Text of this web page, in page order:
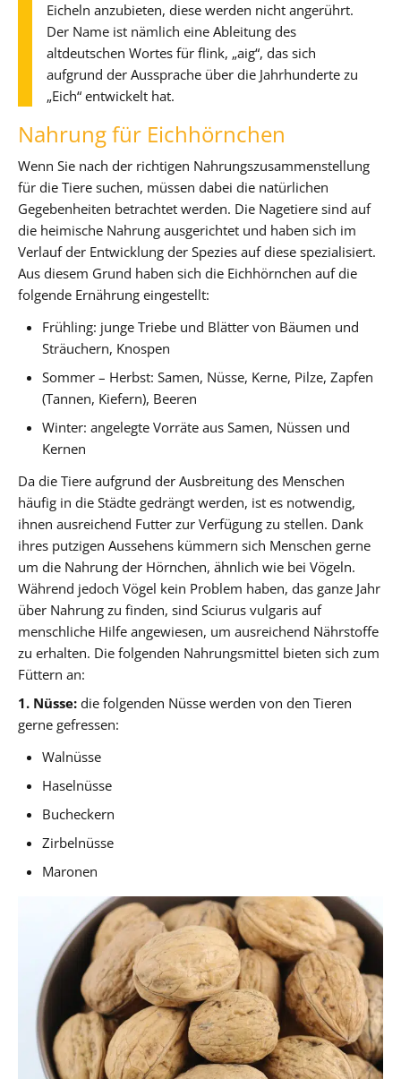
Eicheln anzubieten, diese werden nicht angerührt.
Der Name ist nämlich eine Ableitung des
altdeutschen Wortes für flink, „aig“, das sich
aufgrund der Aussprache über die Jahrhunderte zu
„Eich“ entwickelt hat.
Nahrung für Eichhörnchen
Wenn Sie nach der richtigen Nahrungszusammenstellung
für die Tiere suchen, müssen dabei die natürlichen
Gegebenheiten betrachtet werden. Die Nagetiere sind auf
die heimische Nahrung ausgerichtet und haben sich im
Verlauf der Entwicklung der Spezies auf diese spezialisiert.
Aus diesem Grund haben sich die Eichhörnchen auf die
folgende Ernährung eingestellt:
Frühling: junge Triebe und Blätter von Bäumen und
Sträuchern, Knospen
Sommer – Herbst: Samen, Nüsse, Kerne, Pilze, Zapfen
(Tannen, Kiefern), Beeren
Winter: angelegte Vorräte aus Samen, Nüssen und
Kernen
Da die Tiere aufgrund der Ausbreitung des Menschen
häufig in die Städte gedrängt werden, ist es notwendig,
ihnen ausreichend Futter zur Verfügung zu stellen. Dank
ihres putzigen Aussehens kümmern sich Menschen gerne
um die Nahrung der Hörnchen, ähnlich wie bei Vögeln.
Während jedoch Vögel kein Problem haben, das ganze Jahr
über Nahrung zu finden, sind Sciurus vulgaris auf
menschliche Hilfe angewiesen, um ausreichend Nährstoffe
zu erhalten. Die folgenden Nahrungsmittel bieten sich zum
Füttern an:
1. Nüsse: die folgenden Nüsse werden von den Tieren
gerne gefressen:
Walnüsse
Haselnüsse
Bucheckern
Zirbelnüsse
Maronen